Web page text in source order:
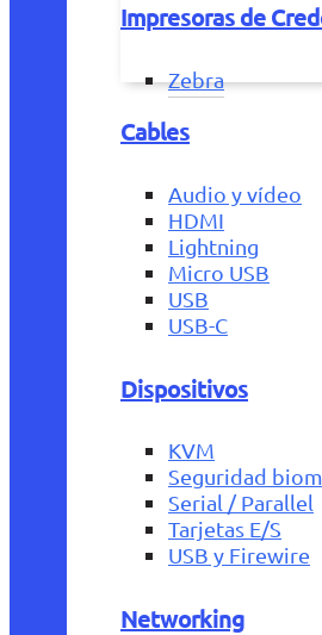
Impresoras de
Zebra
Cables
Audio y vídeo
HDMI
Lightning
Micro USB
USB
USB-C
Dispositivos
KVM
Seguridad
Serial / Parallel
Tarjetas E/S
USB y Firewire
Networking